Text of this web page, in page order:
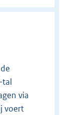
tal
via
voert